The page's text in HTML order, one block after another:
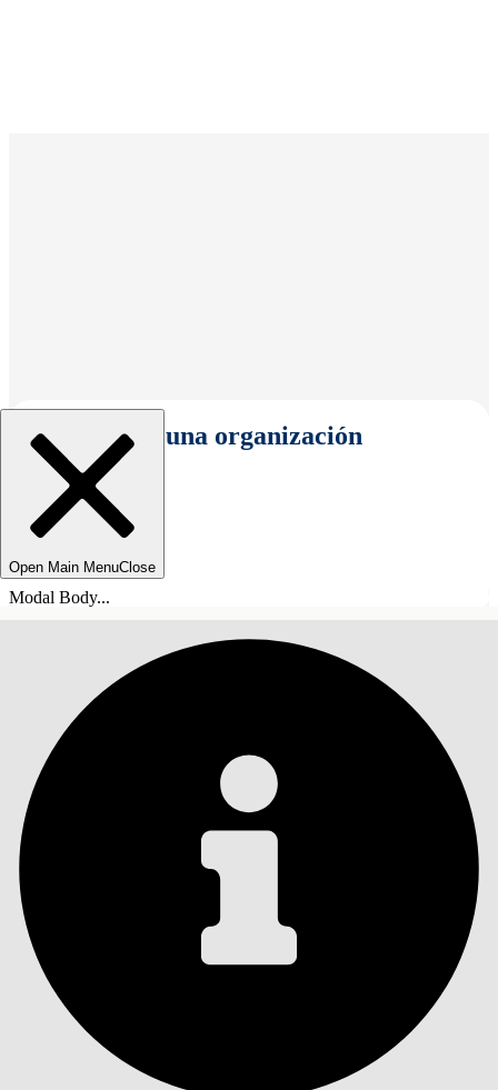
Seleccionar una organización
Open Main MenuClose
Modal Body...
Índice de materias
ÍNDICE DE MATERIAS
Buscar